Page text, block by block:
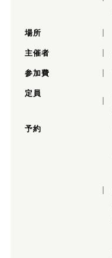
場所
主催者
参加費
定員
予約